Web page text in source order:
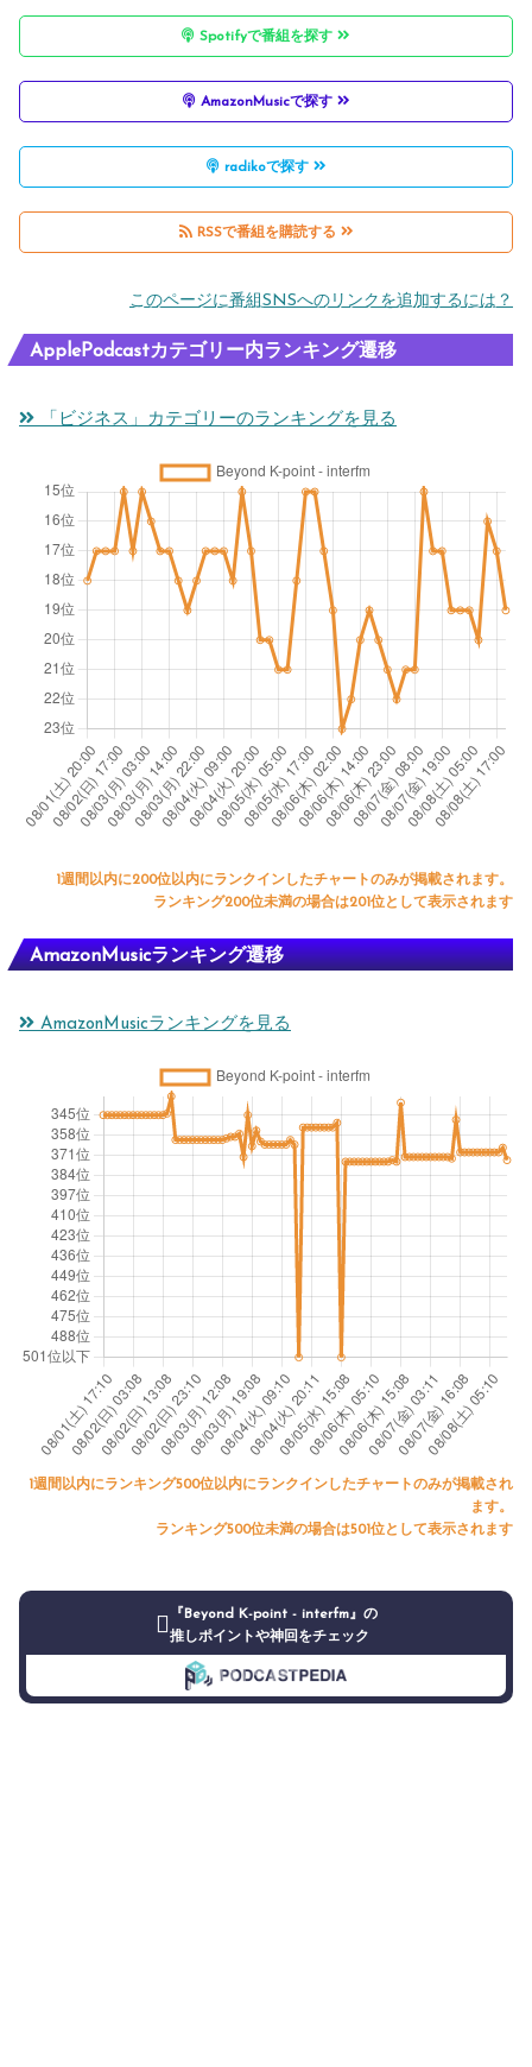
お知らせをしてい
慣 Hana博士の
Spotifyで番組を探す
AmazonMusicで探す
radikoで探す
RSSで番組を購読する
このページに番組SNSへのリンクを追加するには？
ApplePodcastカテゴリー内ランキング遷移
「ビジネス」カテゴリーのランキングを見る
1週間以内に200位以内にランクインしたチャートのみが掲載されます。
ランキング200位未満の場合は201位として表示されます
AmazonMusicランキング遷移
AmazonMusicランキングを見る
1週間以内にランキング500位以内にランクインしたチャートのみが掲載され
ます。
ランキング500位未満の場合は501位として表示されます
『Beyond K-point - interfm』の
推しポイントや神回をチェック